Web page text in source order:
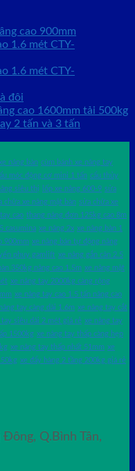
cao 900mm
1.6 mét CTY-
1.6 mét CTY-
đôi
cao 1600mm tải 500kg
2 tấn và 3 tấn
nâng bàn cùm bánh xe nâng tay
móc động cơ mini 1 tấn cẩu thủy
siêu thị lốp xe nâng 600-9 sửa
chữa xe nâng mặt bàn sửa chữa xe
cao thang nâng đơn 125kg cao 8m
casumina xe nâng 2x xe nâng bàn 1
900mm xe nâng bán tự động nâng
phuy gamlift xe nâng gắn cân 2.5
350kg nâng cao 1.5m xe nâng mặt
xe nâng tay 2000kg càng rộng
xe nâng tay cao 1.5 tấn nâng cao
tay càng dài 1.6m xe nâng tay cắt
tay siêu dài 2 mét giá rẻ xe nâng tay
1500kg xe nâng tay thấp càng hẹp
xe nâng tay thấp nhất 51mm xe
xe đẩy hàng 2 tầng 200kg giá rẻ
Q.Bình Tân,